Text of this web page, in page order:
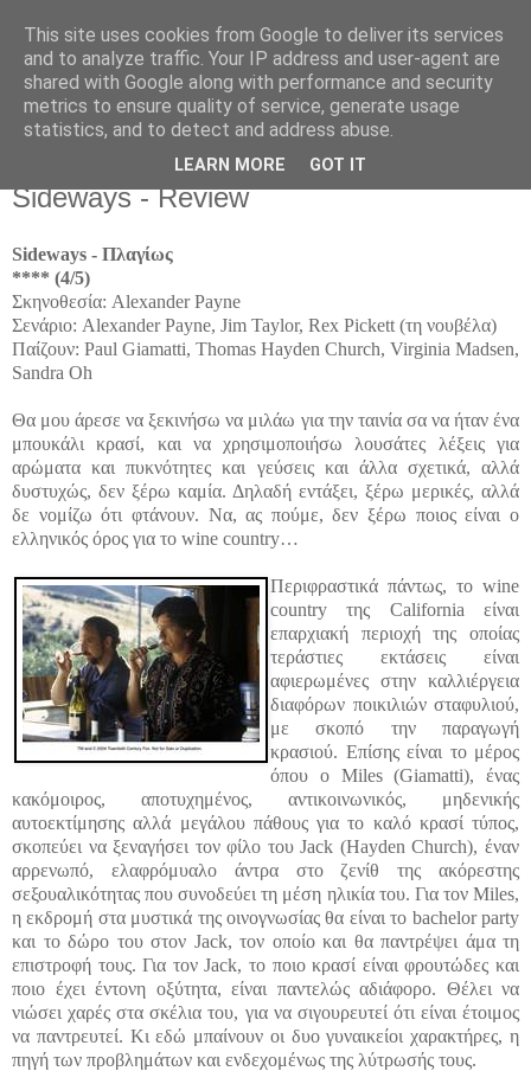
Movies For The Masses
Challenging common sense since 2004
Tuesday, January 11, 2005
Sideways - Review
Sideways - Πλαγίως
**** (4/5)
Σκηνοθεσία: Alexander Payne
Σενάριο: Alexander Payne, Jim Taylor, Rex Pickett (τη νουβέλα)
Παίζουν: Paul Giamatti, Thomas Hayden Church, Virginia Madsen,
Sandra Oh
Θα μου άρεσε να ξεκινήσω να μιλάω για την ταινία σα να ήταν ένα
μπουκάλι κρασί, και να χρησιμοποιήσω λουσάτες λέξεις για
αρώματα και πυκνότητες και γεύσεις και άλλα σχετικά, αλλά
δυστυχώς, δεν ξέρω καμία. Δηλαδή εντάξει, ξέρω μερικές, αλλά
δε νομίζω ότι φτάνουν. Να, ας πούμε, δεν ξέρω ποιος είναι ο
ελληνικός όρος για το wine country…
Περιφραστικά πάντως, το wine
country της California είναι
επαρχιακή περιοχή της οποίας
τεράστιες εκτάσεις είναι
αφιερωμένες στην καλλιέργεια
διαφόρων ποικιλιών σταφυλιού,
με σκοπό την παραγωγή
κρασιού. Επίσης είναι το μέρος
όπου ο Miles (Giamatti), ένας
κακόμοιρος, αποτυχημένος, αντικοινωνικός, μηδενικής
αυτοεκτίμησης αλλά μεγάλου πάθους για το καλό κρασί τύπος,
σκοπεύει να ξεναγήσει τον φίλο του Jack (Hayden Church), έναν
αρρενωπό, ελαφρόμυαλο άντρα στο ζενίθ της ακόρεστης
σεξουαλικότητας που συνοδεύει τη μέση ηλικία του. Για τον Miles,
η εκδρομή στα μυστικά της οινογνωσίας θα είναι το bachelor party
και το δώρο του στον Jack, τον οποίο και θα παντρέψει άμα τη
επιστροφή τους. Για τον Jack, το ποιο κρασί είναι φρουτώδες και
ποιο έχει έντονη οξύτητα, είναι παντελώς αδιάφορο. Θέλει να
νιώσει χαρές στα σκέλια του, για να σιγουρευτεί ότι είναι έτοιμος
να παντρευτεί. Κι εδώ μπαίνουν οι δυο γυναικείοι χαρακτήρες, η
πηγή των προβλημάτων και ενδεχομένως της λύτρωσής τους.
This site uses cookies from Google to deliver its services
and to analyze traffic. Your IP address and user-agent are
shared with Google along with performance and security
metrics to ensure quality of service, generate usage
statistics, and to detect and address abuse.
LEARN MORE GOT IT